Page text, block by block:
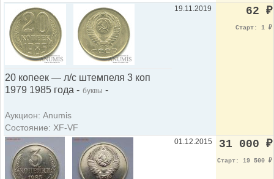
20 копеек — л/с штемпеля 3 коп
1979 1985 года - буквы -
Аукцион: Anumis
Состояние: XF-VF
19.11.2019 62 ₽
Старт: 1 ₽
01.12.2015 31 000 ₽
Старт: 19 500 ₽